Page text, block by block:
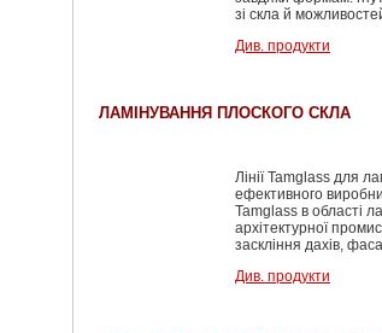
зі скла й
Див. продукти
ЛАМІНУВАННЯ ПЛОСКОГО СКЛА
Лінії Tamglass для
ефективного
Tamglass в області
архітектурної
заскління дахів,
Див. продукти